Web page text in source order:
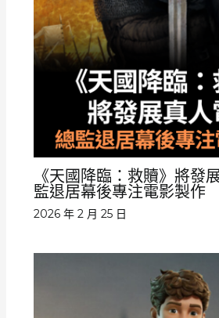
《天國降臨：救贖》將
監退居幕後專注電影製作
2026 年 2 月 25 日